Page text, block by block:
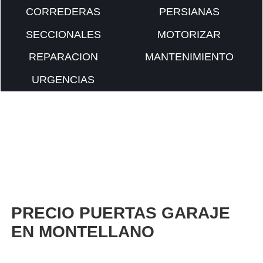
CORREDERAS
PERSIANAS
SECCIONALES
MOTORIZAR
REPARACION
MANTENIMIENTO
URGENCIAS
PRECIO PUERTAS GARAJE
EN MONTELLANO